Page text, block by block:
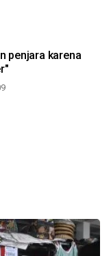
penjara karena